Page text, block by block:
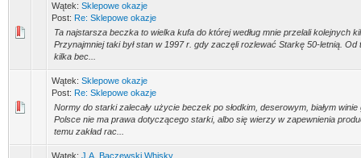
Wątek: Sklepowe okazje
Post: Re: Sklepowe okazje
Ta najstarsza beczka to wielka kufa do której według mnie przelali kolejnych
Przynajmniej taki był stan w 1997 r. gdy zaczęli rozlewać Starkę 50-letnią. Od
kilka bec...
Wątek: Sklepowe okazje
Post: Re: Sklepowe okazje
Normy do starki zalecały użycie beczek po słodkim, deserowym, białym
Polsce nie ma prawa dotyczącego starki, albo się wierzy w zapewnienia
temu zakład rac...
Wątek: J.A. Baczewski Whisky